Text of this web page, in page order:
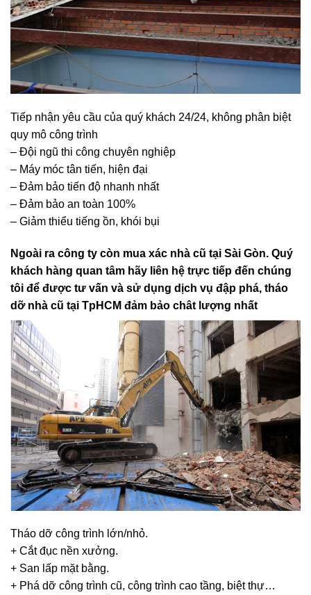
Tiếp nhận yêu cầu của quý khách 24/24, không phân biệt
quy mô công trình
– Đội ngũ thi công chuyên nghiệp
– Máy móc tân tiến, hiện đại
– Đảm bảo tiến độ nhanh nhất
– Đảm bảo an toàn 100%
– Giảm thiểu tiếng ồn, khói bụi
Ngoài ra công ty còn mua xác nhà cũ tại Sài Gòn. Quý
khách hàng quan tâm hãy liên hệ trực tiếp đến chúng
tôi để được tư vấn và sử dụng dịch vụ đập phá, tháo
dỡ nhà cũ tại TpHCM đảm bảo chât lượng nhất
Tháo dỡ công trình lớn/nhỏ.
+ Cắt đục nền xưởng.
+ San lấp mặt bằng.
+ Phá dỡ công trình cũ, công trình cao tầng, biệt thự…